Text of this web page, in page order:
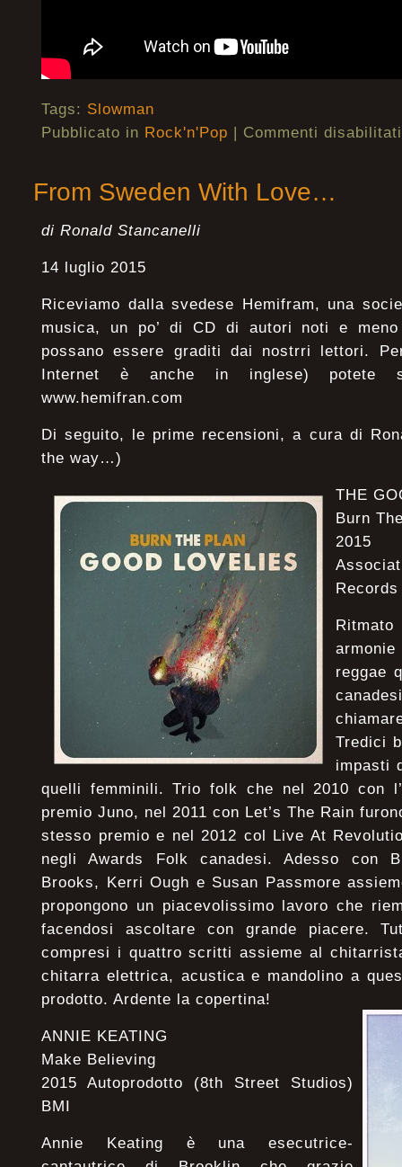
Tags: Slowman
Pubblicato in Rock'n'Pop | Commenti disabilitati
From Sweden With Love…
di Ronald Stancanelli
14 luglio 2015
Riceviamo dalla svedese Hemifram, una
musica, un po’ di CD di autori noti e
possano essere graditi dai nostrri lettori.
Internet è anche in inglese) potete
www.hemifran.com
Di seguito, le prime recensioni, a cura di
the way…)
THE
Burn
2015
Records
reggae
Tredici
impasti
quelli femminili. Trio folk che nel 2010 con
premio Juno, nel 2011 con Let’s The Rain
stesso premio e nel 2012 col Live At
negli Awards Folk canadesi. Adesso con
Brooks, Kerri Ough e Susan Passmore
propongono un piacevolissimo lavoro che
facendosi ascoltare con grande piacere.
compresi i quattro scritti assieme al
chitarra elettrica, acustica e mandolino a
prodotto. Ardente la copertina!
ANNIE KEATING
Make Believing
2015 Autoprodotto (8th Street Studios)
BMI
Annie Keating è una esecutrice-